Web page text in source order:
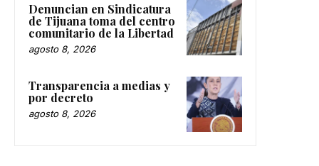
Denuncian en Sindicatura
de Tijuana toma del centro
comunitario de la Libertad
agosto 8, 2026
Transparencia a medias y
por decreto
agosto 8, 2026